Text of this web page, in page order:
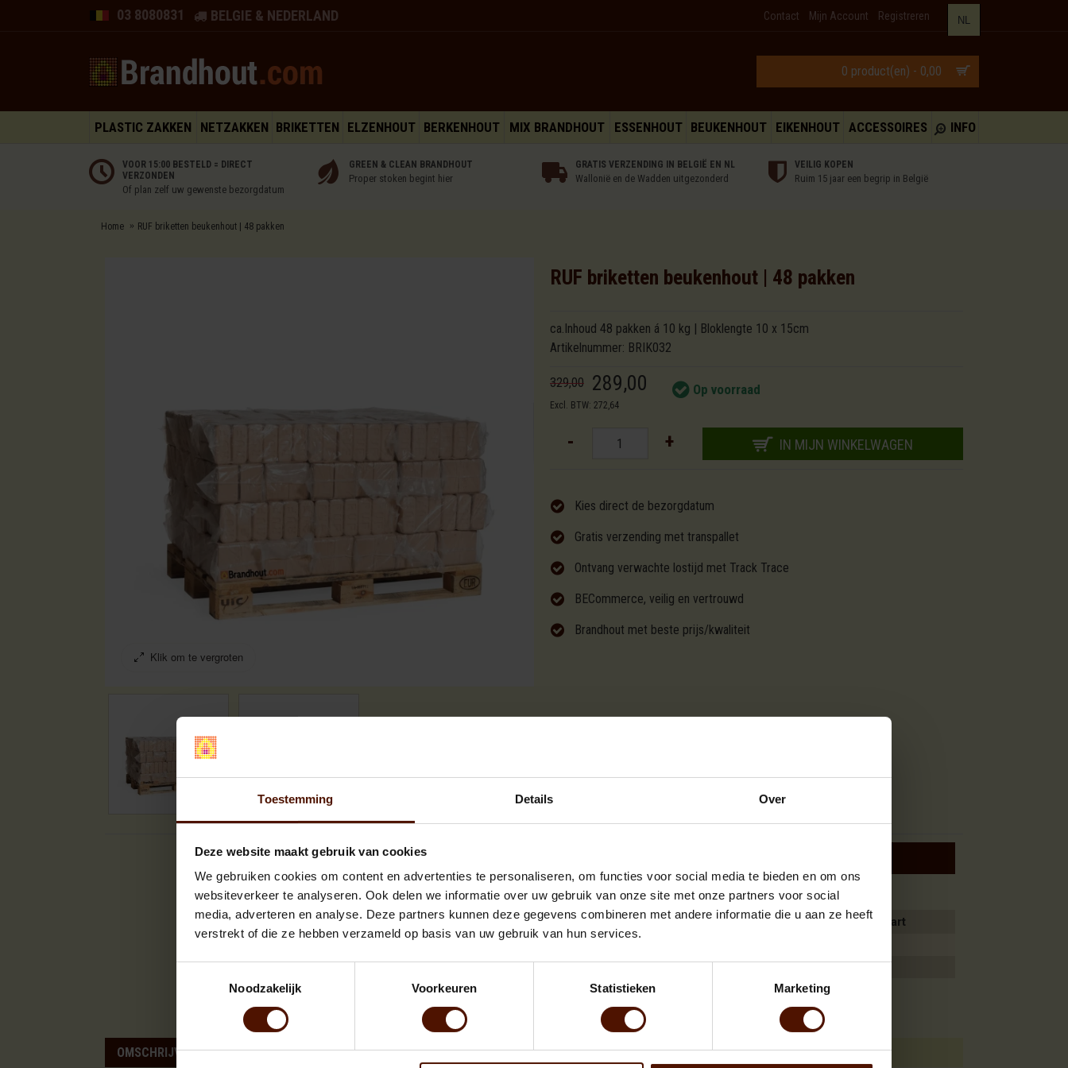
Toestemming Details Over
Deze website maakt gebruik van cookies
We gebruiken cookies om content en advertenties te personaliseren, om functies voor social media te bieden en om ons
websiteverkeer te analyseren. Ook delen we informatie over uw gebruik van onze site met onze partners voor social
media, adverteren en analyse. Deze partners kunnen deze gegevens combineren met andere informatie die u aan ze heeft
verstrekt of die ze hebben verzameld op basis van uw gebruik van hun services.
Noodzakelijk
Voorkeuren Statistieken Marketing
03 8080831 BELGIE & NEDERLAND NL
Contact Mijn Account Registreren
0 product(en) - 0,00
PLASTIC ZAKKEN NETZAKKEN BRIKETTEN ELZENHOUT BERKENHOUT MIX BRANDHOUT ESSENHOUT BEUKENHOUT EIKENHOUT ACCESSOIRES INFO
VOOR 15:00 BESTELD = DIRECT
VERZONDEN
Of plan zelf uw gewenste bezorgdatum
GREEN & CLEAN BRANDHOUT
Proper stoken begint hier
GRATIS VERZENDING IN BELGIË EN NL
Wallonië en de Wadden uitgezonderd
VEILIG KOPEN
Ruim 15 jaar een begrip in België
Home RUF briketten beukenhout | 48 pakken
Klik om te vergroten
RUF briketten beukenhout | 48 pakken
ca.Inhoud 48 pakken á 10 kg | Bloklengte 10 x 15cm
Artikelnummer: BRIK032
329,00 289,00 Op voorraad
Excl. BTW: 272,64
- + IN MIJN WINKELWAGEN
Kies direct de bezorgdatum
Gratis verzending met transpallet
Ontvang verwachte lostijd met Track Trace
BECommerce, veilig en vertrouwd
Brandhout met beste prijs/kwaliteit
Aantal
Je bespaart
3 of meer
4%
OMSCHRIJVING SPECIFICATIES